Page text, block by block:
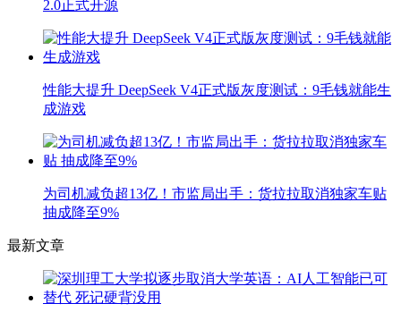
2.0正式开源
性能大提升 DeepSeek V4正式版灰度测试：9毛钱就能生
成游戏
为司机减负超13亿！市监局出手：货拉拉取消独家车贴
抽成降至9%
最新文章